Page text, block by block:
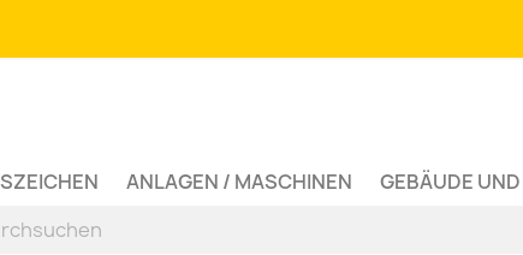
ANLAGEN / MASCHINEN GEBÄUDE